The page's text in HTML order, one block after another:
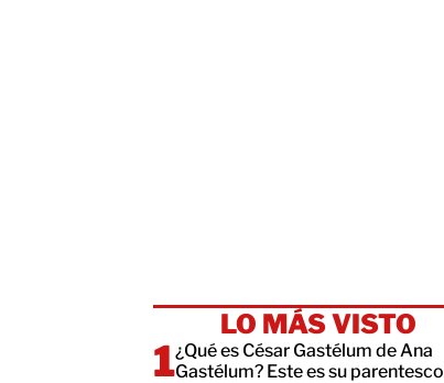
LO MÁS VISTO
¿Qué es César Gastélum de Ana
Gastélum? Este es su parentesco